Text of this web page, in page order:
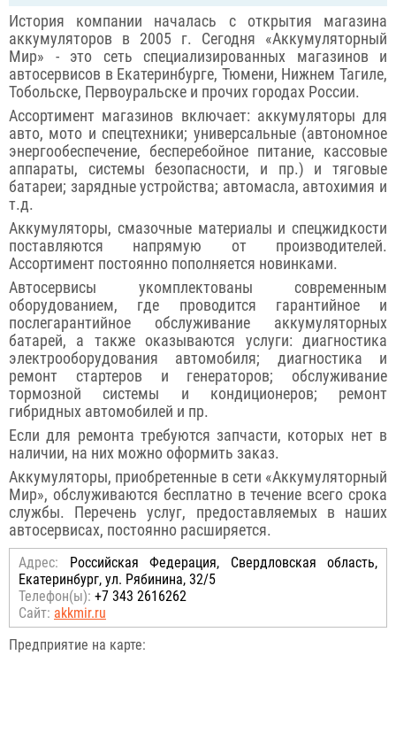
История компании началась с открытия магазина
аккумуляторов в 2005 г. Сегодня «Аккумуляторный
Мир» - это сеть специализированных магазинов и
автосервисов в Екатеринбурге, Тюмени, Нижнем Тагиле,
Тобольске, Первоуральске и прочих городах России.
Ассортимент магазинов включает: аккумуляторы для
авто, мото и спецтехники; универсальные (автономное
энергообеспечение, бесперебойное питание, кассовые
аппараты, системы безопасности, и пр.) и тяговые
батареи; зарядные устройства; автомасла, автохимия и
т.д.
Аккумуляторы, смазочные материалы и спецжидкости
поставляются напрямую от производителей.
Ассортимент постоянно пополняется новинками.
Автосервисы укомплектованы современным
оборудованием, где проводится гарантийное и
послегарантийное обслуживание аккумуляторных
батарей, а также оказываются услуги: диагностика
электрооборудования автомобиля; диагностика и
ремонт стартеров и генераторов; обслуживание
тормозной системы и кондиционеров; ремонт
гибридных автомобилей и пр.
Если для ремонта требуются запчасти, которых нет в
наличии, на них можно оформить заказ.
Аккумуляторы, приобретенные в сети «Аккумуляторный
Мир», обслуживаются бесплатно в течение всего срока
службы. Перечень услуг, предоставляемых в наших
автосервисах, постоянно расширяется.
Адрес: Российcкая Федерация, Свердловская область,
Екатеринбург, ул. Рябинина, 32/5
Телефон(ы): +7 343 2616262
Сайт: akkmir.ru
Предприятие на карте: